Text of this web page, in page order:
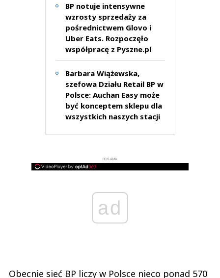
BP notuje intensywne
wzrosty sprzedaży za
pośrednictwem Glovo i
Uber Eats. Rozpoczęło
współpracę z Pyszne.pl
Barbara Wiążewska,
szefowa Działu Retail BP w
Polsce: Auchan Easy może
być konceptem sklepu dla
wszystkich naszych stacji
REKLAMA
ad
Obecnie sieć BP liczy w Polsce nieco ponad 570